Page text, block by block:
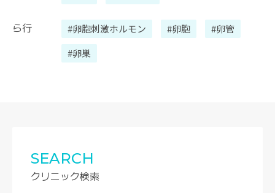
ら行 #卵胞刺激ホルモン #卵胞
#卵管
#卵巣
SEARCH
クリニック検索